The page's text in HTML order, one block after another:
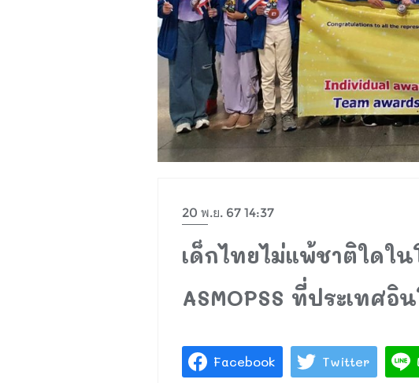
20 พ.ย. 67 14:37
เด็กไทยไม่แพ้ชาติใดใ
ASMOPSS ที่ประเทศอิ
Facebook Twitter